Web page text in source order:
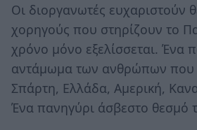
Οι διοργανωτές ευχαριστούν
χορηγούς που στηρίζουν το
χρόνο μόνο εξελίσσεται. Ένα
αντάμωμα των ανθρώπων που
Σπάρτη, Ελλάδα, Αμερική,
Ένα πανηγύρι άσβεστο θεσμό